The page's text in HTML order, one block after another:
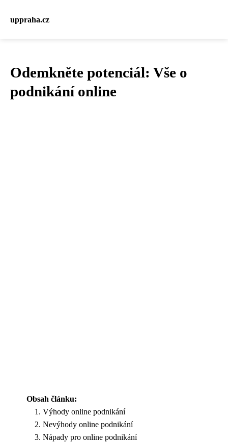
uppraha.cz
Odemkněte potenciál: Vše o
podnikání online
Obsah článku:
Výhody online podnikání
Nevýhody online podnikání
Nápady pro online podnikání